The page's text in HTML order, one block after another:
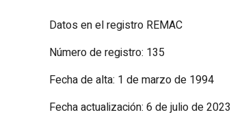
Datos en el registro REMAC
Número de registro: 135
Fecha de alta: 1 de marzo de 1994
Fecha actualización: 6 de julio de 2023